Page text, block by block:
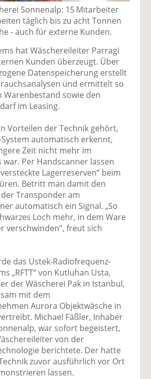
Sonnenalp: 15 Mitarbeiter
täglich bis zu acht Tonnen
- auch für externe ­Kunden.
hat Wäschereileiter Parragi
Kunden überzeugt. Über
Datenspeicherung erstellt
und ermittelt so
Warenbestand sowie den
im Leasing.
Vorteilen der Technik gehört,
System automatisch erkennt,
Zeit nicht mehr im
war. Per Handscanner lassen
Lagerreserven“ beim
Betritt man damit den
Transponder am
automatisch ein Signal. „So
Loch mehr, in dem Ware
verschwinden“, freut sich
das Ustek-Radiofrequenz-
„RFTT“ von Kutluhan Usta,
der Wäscherei Pak in Istanbul,
mit dem
Aurora Objektwäsche in
Michael Fäßler, Inhaber
war sofort begeistert,
von der
berichtete. Der hatte
zuvor ausführlich vor Ort
lassen.